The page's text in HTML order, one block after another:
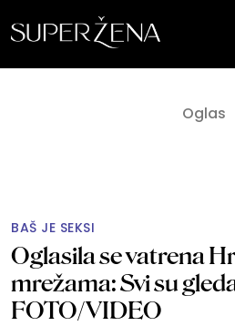
BAŠ JE SEKSI
Oglasila se vatrena
mrežama: Svi su
FOTO/VIDEO